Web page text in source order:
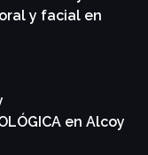
y facial en
en Alcoy